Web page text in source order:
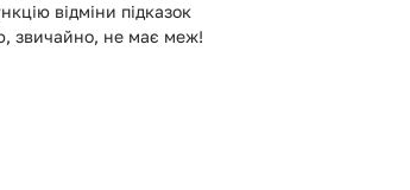
відміни підказок
звичайно, не має меж!